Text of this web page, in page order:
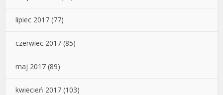
lipiec 2017 (77)
czerwiec 2017 (85)
maj 2017 (89)
kwiecień 2017 (103)